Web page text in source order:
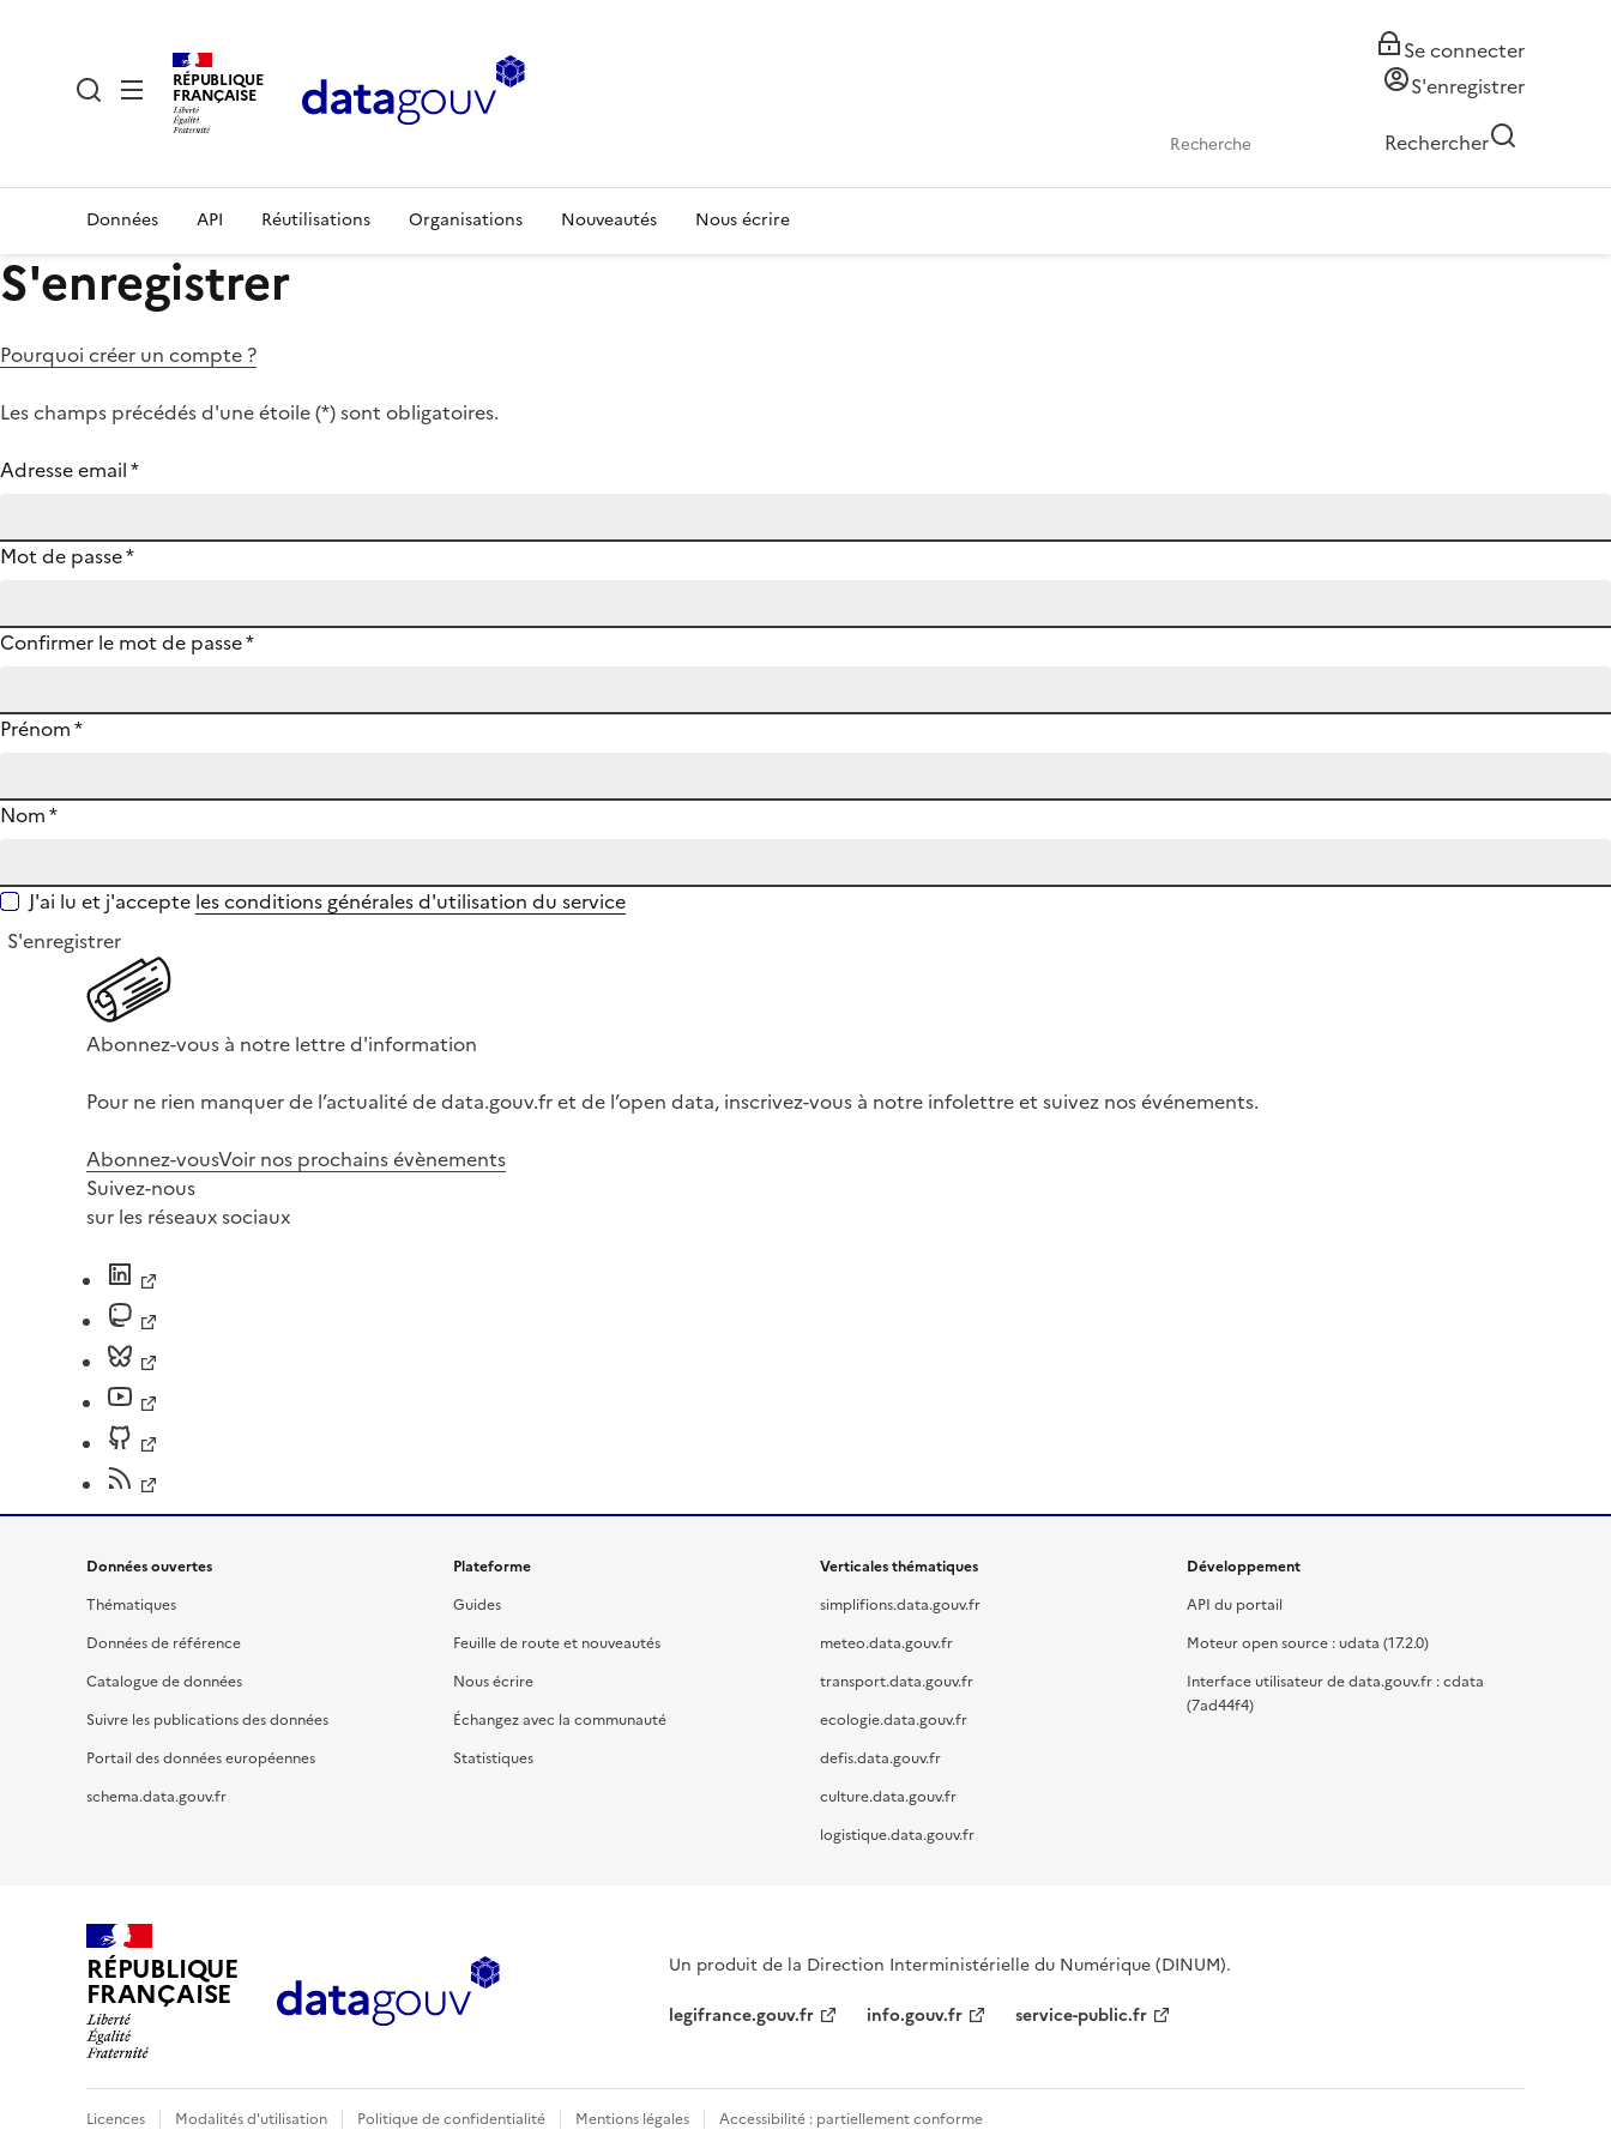
RÉPUBLIQUE
FRANÇAISE
Se connecter
S'enregistrer
Rechercher
Données API Réutilisations Organisations Nouveautés Nous écrire
S'enregistrer
Pourquoi créer un compte ?
Les champs précédés d'une étoile (*) sont obligatoires.
Adresse email*
Mot de passe*
Confirmer le mot de passe*
Prénom*
Nom*
J'ai lu et j'accepte les conditions générales d'utilisation du service
S'enregistrer
Abonnez-vous à notre lettre d'information
Pour ne rien manquer de l’actualité de data.gouv.fr et de l’open data, inscrivez-vous à notre infolettre et suivez nos événements.
Abonnez-vousVoir nos prochains évènements
Suivez-nous
sur les réseaux sociaux
Données ouvertes
Thématiques
Données de référence
Catalogue de données
Suivre les publications des données
Portail des données européennes
schema.data.gouv.fr
Plateforme
Guides
Feuille de route et nouveautés
Nous écrire
Échangez avec la communauté
Statistiques
Verticales thématiques
simplifions.data.gouv.fr
meteo.data.gouv.fr
transport.data.gouv.fr
ecologie.data.gouv.fr
defis.data.gouv.fr
culture.data.gouv.fr
logistique.data.gouv.fr
Développement
API du portail
Moteur open source : udata (17.2.0)
Interface utilisateur de data.gouv.fr : cdata
(7ad44f4)
RÉPUBLIQUE
FRANÇAISE
Un produit de la Direction Interministérielle du Numérique (DINUM).
legifrance.gouv.fr
info.gouv.fr service-public.fr
Licences Modalités d'utilisation Politique de confidentialité Mentions légales Accessibilité : partiellement conforme